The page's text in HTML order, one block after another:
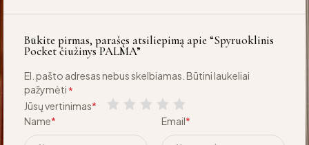
Būkite pirmas, parašęs atsiliepimą apie “Spyruoklinis
Pocket čiužinys PALMA”
El. pašto adresas nebus skelbiamas. Būtini laukeliai
pažymėti *
Jūsų vertinimas*
Name* Email*